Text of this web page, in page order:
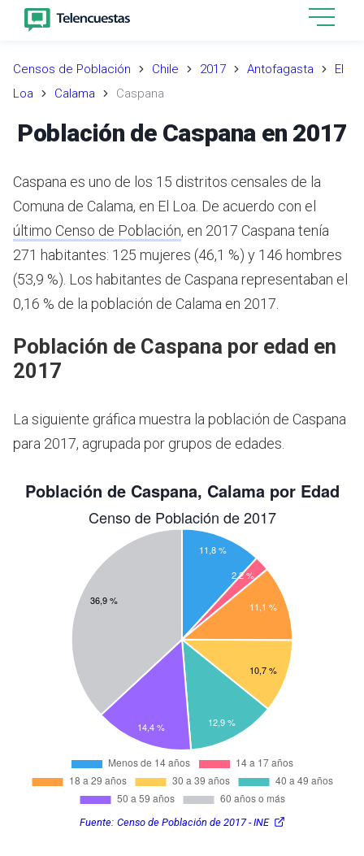
Censos de Población Chile 2017 Antofagasta
El
Loa
Calama Caspana
Población de Caspana en 2017
Caspana es uno de los 15 distritos censales de la
Comuna de Calama, en El Loa. De acuerdo con el
último Censo de Población, en 2017 Caspana tenía
271 habitantes: 125 mujeres (46,1 %) y 146 hombres
(53,9 %). Los habitantes de Caspana representaban el
0,16 % de la población de Calama en 2017.
Población de Caspana por edad en
2017
La siguiente gráfica muestra la población de Caspana
para 2017, agrupada por grupos de edades.
Fuente: Censo de Población de 2017 - INE